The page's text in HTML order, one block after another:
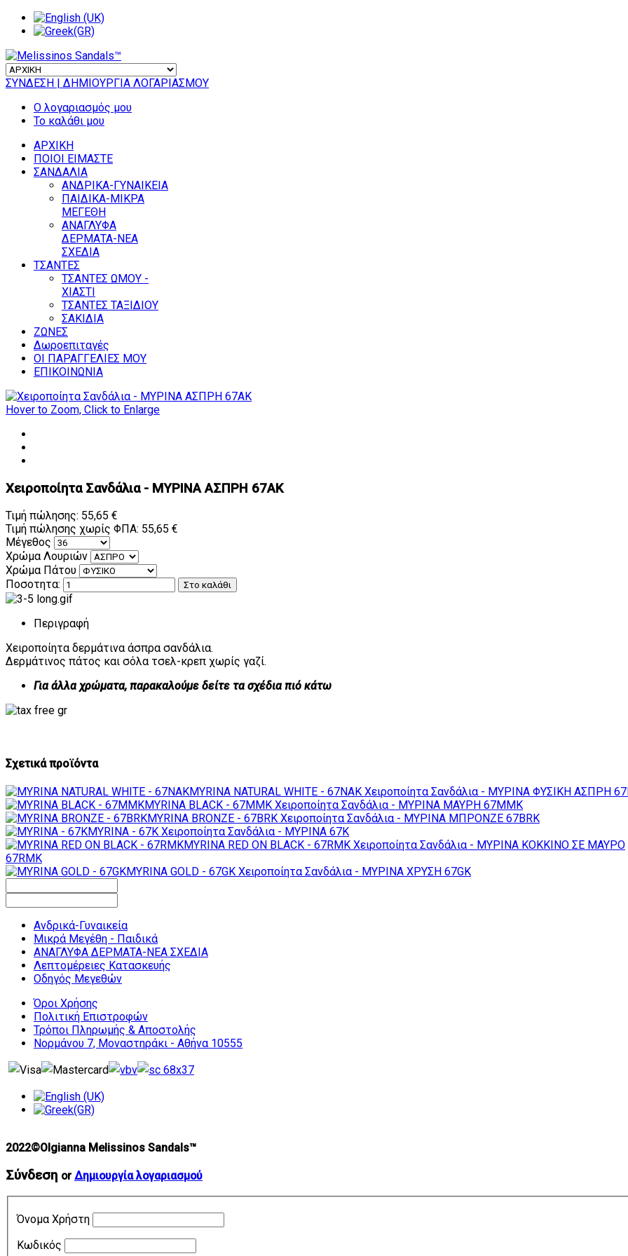
ΣΥΝΔΕΣΗ | ΔΗΜΙΟΥΡΓΙΑ ΛΟΓΑΡΙΑΣΜΟΥ
Ο λογαριασμός μου
Το καλάθι μου
ΑΡΧΙΚΗ
ΠΟΙΟΙ ΕΙΜΑΣΤΕ
ΣΑΝΔΑΛΙΑ
ΑΝΔΡΙΚΑ-ΓΥΝΑΙΚΕΙΑ
ΠΑΙΔΙΚΑ-ΜΙΚΡΑ
ΜΕΓΕΘΗ
ΑΝΑΓΛΥΦΑ
ΔΕΡΜΑΤΑ-ΝΕΑ
ΣΧΕΔΙΑ
ΤΣΑΝΤΕΣ
ΤΣΑΝΤΕΣ ΩΜΟΥ -
ΧΙΑΣΤΙ
ΤΣΑΝΤΕΣ ΤΑΞΙΔΙΟΥ
ΣΑΚΙΔΙΑ
ΖΩΝΕΣ
Δωροεπιταγές
ΟΙ ΠΑΡΑΓΓΕΛΙΕΣ ΜΟΥ
ΕΠΙΚΟΙΝΩΝΙΑ
Hover to Zoom, Click to Enlarge
Χειροποίητα Σανδάλια - ΜΥΡΙΝΑ ΑΣΠΡΗ 67AK
Τιμή πώλησης: 55,65 €
Τιμή πώλησης χωρίς ΦΠΑ: 55,65 €
Μέγεθος
Χρώμα Λουριών
Χρώμα Πάτου
Ποσοτητα:
Περιγραφή
Χειροποίητα δερμάτινα άσπρα σανδάλια.
Δερμάτινος πάτος και σόλα τσελ-κρεπ χωρίς γαζί.
Για άλλα χρώματα, παρακαλούμε δείτε τα σχέδια πιό κάτω
Σχετικά προϊόντα
MYRINA NATURAL WHITE - 67NAK Χειροποίητα Σανδάλια - ΜΥΡΙΝΑ ΦΥΣΙΚΗ ΑΣΠΡΗ
MYRINA BLACK - 67MMK Χειροποίητα Σανδάλια - ΜΥΡΙΝΑ ΜΑΥΡΗ 67MMK
MYRINA BRONZE - 67BRK Χειροποίητα Σανδάλια - ΜΥΡΙΝΑ ΜΠΡΟΝΖΕ 67BRK
MYRINA - 67K Χειροποίητα Σανδάλια - ΜΥΡΙΝΑ 67K
MYRINA RED ON BLACK - 67RMK Χειροποίητα Σανδάλια - ΜΥΡΙΝΑ ΚΟΚΚΙΝΟ ΣΕ ΜΑΥΡΟ
67RMK
MYRINA GOLD - 67GK Χειροποίητα Σανδάλια - ΜΥΡΙΝΑ ΧΡΥΣΗ 67GK
Ανδρικά-Γυναικεία
Μικρά Μεγέθη - Παιδικά
ΑΝΑΓΛΥΦΑ ΔΕΡΜΑΤΑ-ΝΕΑ ΣΧΕΔΙΑ
Λεπτομέρειες Κατασκευής
Οδηγός Μεγεθών
Όροι Χρήσης
Πολιτική Επιστροφών
Τρόποι Πληρωμής & Αποστολής
Νορμάνου 7, Μοναστηράκι - Αθήνα 10555
2022©Olgianna Melissinos Sandals™
Σύνδεση orΔημιουργία λογαριασμού
Όνομα Χρήστη
Κωδικός